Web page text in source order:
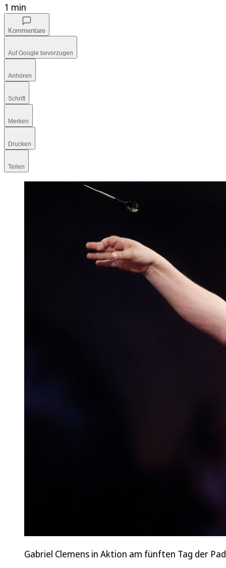
1 min
Kommentare
Auf Google bevorzugen
Anhören
Schrift
Merken
Drucken
Teilen
Gabriel Clemens in Aktion am fünften Tag der